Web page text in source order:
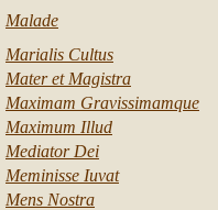
Malade
Marialis Cultus
Mater et Magistra
Maximam Gravissimamque
Maximum Illud
Mediator Dei
Meminisse Iuvat
Mens Nostra